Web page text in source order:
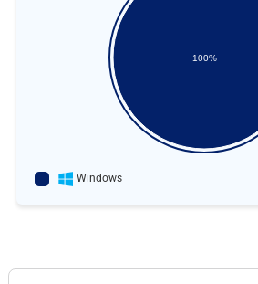
100%
Windows